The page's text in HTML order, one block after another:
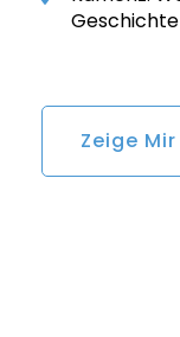
Zeige